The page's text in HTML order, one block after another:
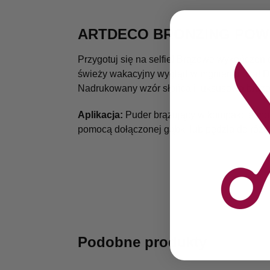
ARTDECO BRONZING
Przygotuj się na selfie! Brązowe
świeży wakacyjny wygląd w mgnieniu oka!
Nadrukowany wzór słońca i luksusowa
Aplikacja: Puder brązujący w kompakcie
pomocą dołączonej gąbki lub pędzla do różu
Podobne produkty